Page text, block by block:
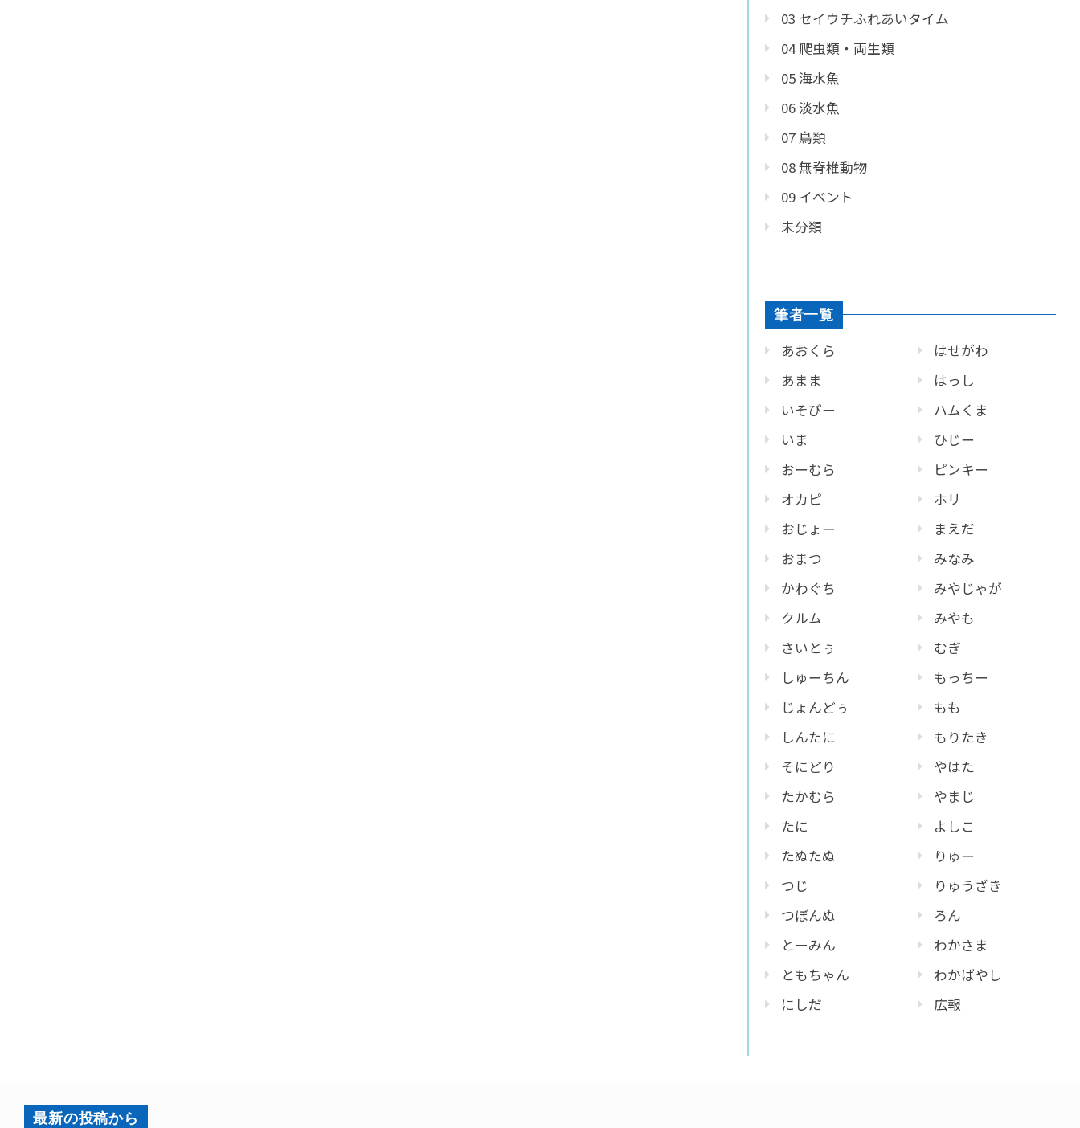
03 セイウチふれあいタイム
04 爬虫類・両生類
05 海水魚
06 淡水魚
07 鳥類
08 無脊椎動物
09 イベント
未分類
筆者一覧
あおくら
あまま
いそぴー
いま
おーむら
オカピ
おじょー
おまつ
かわぐち
クルム
さいとぅ
しゅーちん
じょんどぅ
しんたに
そにどり
たかむら
たに
たぬたぬ
つじ
つぼんぬ
とーみん
ともちゃん
にしだ
はせがわ
はっし
ハムくま
ひじー
ピンキー
ホリ
まえだ
みなみ
みやじゃが
みやも
むぎ
もっちー
もも
もりたき
やはた
やまじ
よしこ
りゅー
りゅうざき
ろん
わかさま
わかばやし
広報
最新の投稿から